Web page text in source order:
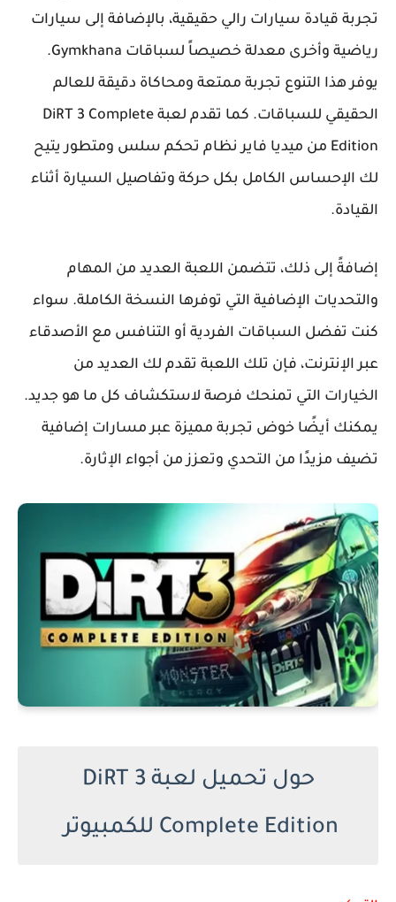
تجربة قيادة سيارات رالي حقيقية، بالإضافة إلى سيارات
رياضية وأخرى معدلة خصيصاً لسباقات Gymkhana.
يوفر هذا التنوع تجربة ممتعة ومحاكاة دقيقة للعالم
الحقيقي للسباقات. كما تقدم لعبة DiRT 3 Complete
Edition من ميديا فاير نظام تحكم سلس ومتطور يتيح
لك الإحساس الكامل بكل حركة وتفاصيل السيارة أثناء
القيادة.
إضافةً إلى ذلك، تتضمن اللعبة العديد من المهام
والتحديات الإضافية التي توفرها النسخة الكاملة. سواء
كنت تفضل السباقات الفردية أو التنافس مع الأصدقاء
عبر الإنترنت، فإن تلك اللعبة تقدم لك العديد من
الخيارات التي تمنحك فرصة لاستكشاف كل ما هو جديد.
يمكنك أيضًا خوض تجربة مميزة عبر مسارات إضافية
تضيف مزيدًا من التحدي وتعزز من أجواء الإثارة.
حول تحميل لعبة DiRT 3
Complete Edition للكمبيوتر